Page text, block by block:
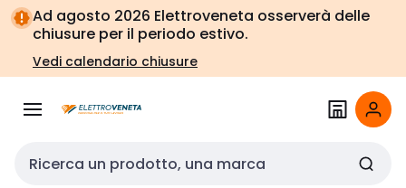
Vai alla
navigazione
Vai
alla
pagina
Ad agosto 2026 Elettroveneta osserverà delle
chiusure per il periodo estivo.
Vedi calendario chiusure
Cerca input